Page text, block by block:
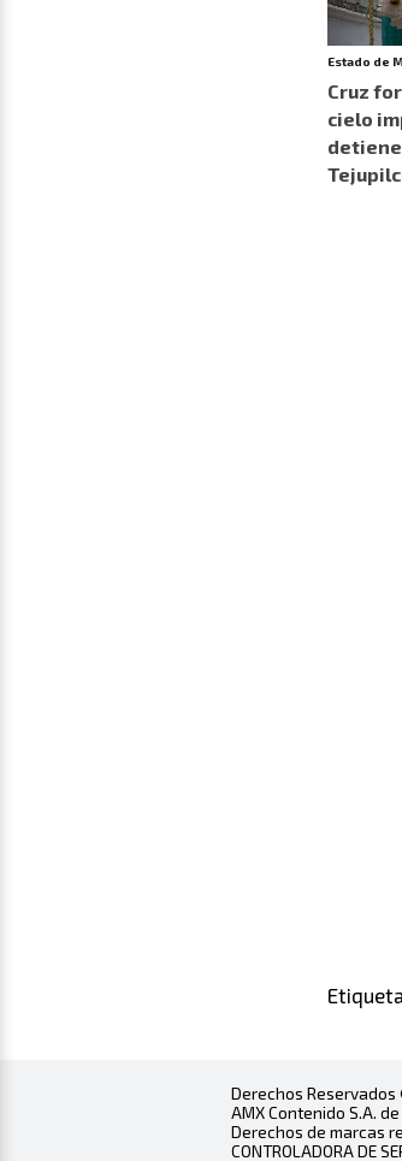
Estado de
Cruz
cielo
Derechos Reservados
AMX Contenido S.A. de
Derechos de marcas
CONTROLADORA DE